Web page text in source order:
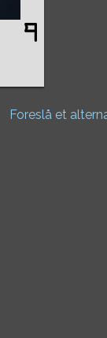
Foreslå et